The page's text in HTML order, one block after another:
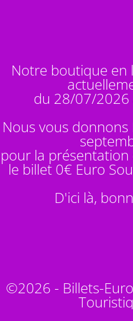
Notre boutique en
du 28/07/
Nous vous donnons
pour la présentation
le billet 0€ Euro
D'ici là,
©2026 - Billets-